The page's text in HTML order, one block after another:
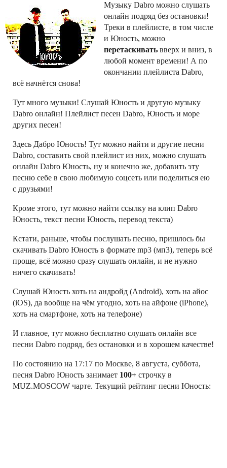
Музыку Dabro можно слушать
онлайн подряд без остановки!
Треки в плейлисте, в том числе
и Юность, можно
перетаскивать вверх и вниз, в
любой момент времени! А по
окончании плейлиста Dabro,
всё начнётся снова!
Тут много музыки! Слушай Юность и другую музыку
Dabro онлайн! Плейлист песен Dabro, Юность и море
других песен!
Здесь Дабро Юность! Тут можно найти и другие песни
Dabro, составить свой плейлист из них, можно слушать
онлайн Dabro Юность, ну и конечно же, добавить эту
песню себе в свою любимую соцсеть или поделиться ею
с друзьями!
Кроме этого, тут можно найти ссылку на клип Dabro
Юность, текст песни Юность, перевод текста)
Кстати, раньше, чтобы послушать песню, пришлось бы
скачивать Dabro Юность в формате mp3 (мп3), теперь всё
проще, всё можно сразу слушать онлайн, и не нужно
ничего скачивать!
Слушай Юность хоть на андройд (Android), хоть на айос
(iOS), да вообще на чём угодно, хоть на айфоне (iPhone),
хоть на смартфоне, хоть на телефоне)
И главное, тут можно бесплатно слушать онлайн все
песни Dabro подряд, без остановки и в хорошем качестве!
По состоянию на 17:17 по Москве, 8 августа, суббота,
песня Dabro Юность занимает 100+ строчку в
MUZ.MOSCOW чарте. Текущий рейтинг песни Юность: